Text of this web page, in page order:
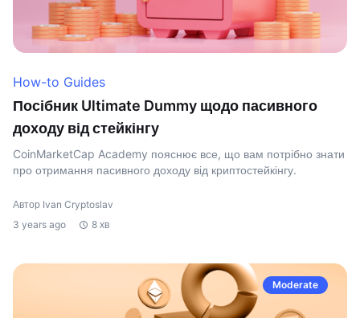
How-to Guides
Посібник Ultimate Dummy щодо пасивного
доходу від стейкінгу
CoinMarketCap Academy пояснює все, що вам потрібно знати
про отримання пасивного доходу від криптостейкінгу.
Автор Ivan Cryptoslav
3 years ago
8 хв
Moderate